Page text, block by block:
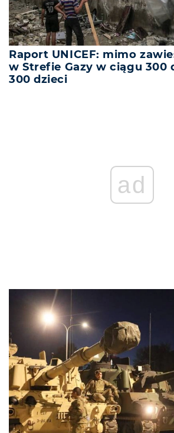
Raport UNICEF: mimo
w Strefie Gazy w ciągu 300
300 dzieci
ad